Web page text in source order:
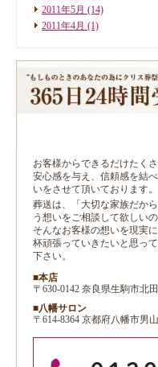
2011年5月 (14)
2011年4月 (1)
お客様からできるだけたく
安心感を与え、信頼感を結
いをさせて頂いております。
葬送は、「大切な家族だか
う想いをご相談して欲しいの
そんなお客様の想いを現実
杯頑張っていきたいと思っ
下さい。
■本店
〒630-0142 奈良県生駒市北
■八幡サロン
〒614-8364 京都府八幡市男